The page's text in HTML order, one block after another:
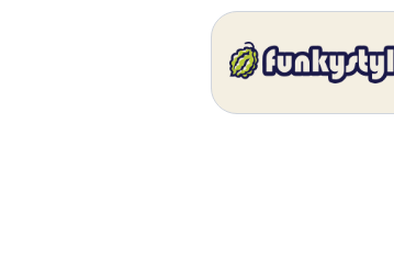
Home Our Products